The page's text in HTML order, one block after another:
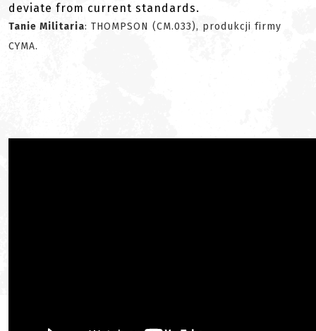
deviate from current standards.
Tanie Militaria: THOMPSON (CM.033), produkcji firmy
CYMA.